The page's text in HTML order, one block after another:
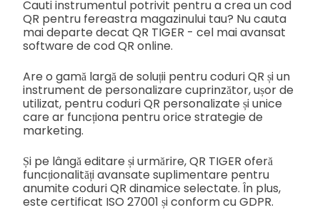
Cauti instrumentul potrivit pentru a crea un cod
QR pentru fereastra magazinului tau? Nu cauta
mai departe decat QR TIGER - cel mai avansat
software de cod QR online.
Are o gamă largă de soluții pentru coduri QR și un
instrument de personalizare cuprinzător, ușor de
utilizat, pentru coduri QR personalizate și unice
care ar funcționa pentru orice strategie de
marketing.
Și pe lângă editare și urmărire, QR TIGER oferă
funcționalități avansate suplimentare pentru
anumite coduri QR dinamice selectate. În plus,
este certificat ISO 27001 și conform cu GDPR.